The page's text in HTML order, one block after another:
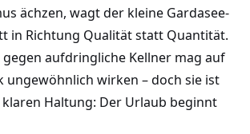
ächzen, wagt der kleine Gardasee-
in Richtung Qualität statt Quantität.
aufdringliche Kellner mag auf
ungewöhnlich wirken – doch sie ist
Haltung: Der Urlaub beginnt